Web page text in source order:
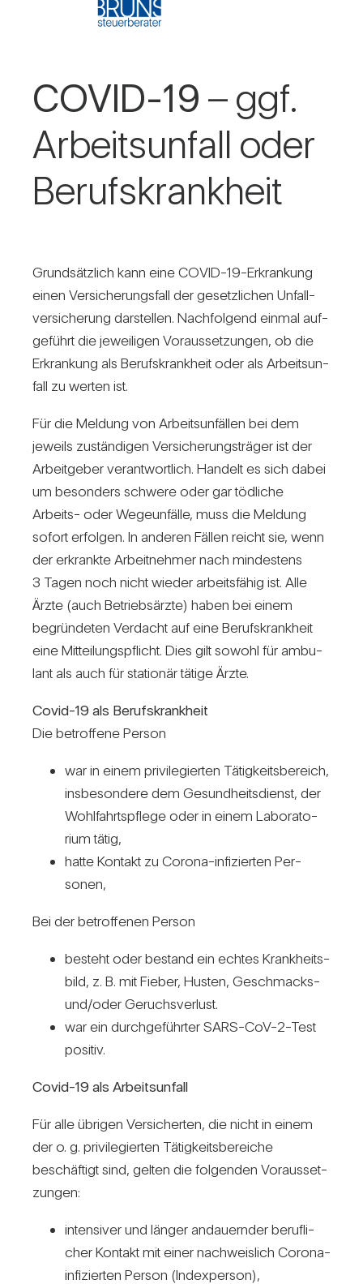
COVID-19 – ggf.
Arbeits­un­fall oder
Berufs­krank­heit
Grund­sätz­lich kann eine COVID-19-Erkran­kung
einen Ver­si­che­rungs­fall der gesetz­li­chen Unfall­
ver­si­che­rung dar­stellen. Nach­fol­gend einmal auf­
ge­führt die jewei­ligen Vor­aus­set­zungen, ob die
Erkran­kung als Berufs­krank­heit oder als Arbeits­un­
fall zu werten ist.
Für die Mel­dung von Arbeits­un­fällen bei dem
jeweils zustän­digen Ver­si­che­rungs­träger ist der
Arbeit­geber ver­ant­wort­lich. Han­delt es sich dabei
um beson­ders schwere oder gar töd­liche
Arbeits- oder Wege­un­fälle, muss die Mel­dung
sofort erfolgen. In anderen Fällen reicht sie, wenn
der erkrankte Arbeit­nehmer nach min­des­tens
3 Tagen noch nicht wieder arbeits­fähig ist. Alle
Ärzte (auch Betriebs­ärzte) haben bei einem
begrün­deten Ver­dacht auf eine Berufs­krank­heit
eine Mit­tei­lungs­pflicht. Dies gilt sowohl für ambu­
lant als auch für sta­tionär tätige Ärzte.
Covid-19 als Berufs­krank­heit
Die betrof­fene Person
war in einem pri­vi­le­gierten Tätig­keits­be­reich,
ins­be­son­dere dem Gesund­heits­dienst, der
Wohl­fahrts­pflege oder in einem Labo­ra­to­
rium tätig,
hatte Kon­takt zu Corona-infi­zierten Per­
sonen,
Bei der betrof­fenen Person
besteht oder bestand ein echtes Krank­heits­
bild, z. B. mit Fieber, Husten, Geschmacks-
und/​oder Geruchs­ver­lust.
war ein durch­ge­führter SARS-CoV-2-Test
positiv.
Covid-19 als Arbeits­un­fall
Für alle übrigen Ver­si­cherten, die nicht in einem
der o. g. pri­vi­le­gierten Tätig­keits­be­reiche
beschäf­tigt sind, gelten die fol­genden Vor­aus­set­
zungen:
inten­siver und länger andau­ernder beruf­li­
cher Kon­takt mit einer nach­weis­lich Corona-
infi­zierten Person (Index­person),